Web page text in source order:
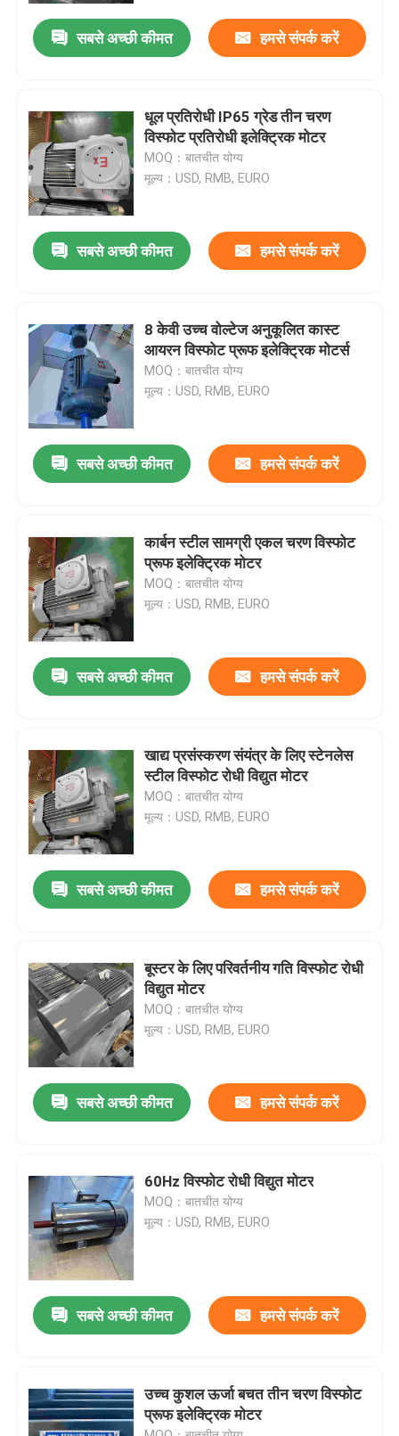
उत्पादों
वीडियो
हमारे बारे में
गुणवत्ता नियंत्रण
संपर्क करें
एक उद्धरण का अनुरोध करें
सिंगल फेज इलेक्ट्रिक मोटर्स
सबसे अच्छी कीमत हमसे संपर्क करें
धूल प्रतिरोधी IP65 ग्रेड तीन चरण
विस्फोट प्रतिरोधी इलेक्ट्रिक मोटर
MOQ：बातचीत योग्य
मूल्य：USD, RMB, EURO
सबसे अच्छी कीमत हमसे संपर्क करें
8 केवी उच्च वोल्टेज अनुकूलित कास्ट
आयरन विस्फोट प्रूफ इलेक्ट्रिक मोटर्स
MOQ：बातचीत योग्य
मूल्य：USD, RMB, EURO
सबसे अच्छी कीमत हमसे संपर्क करें
कार्बन स्टील सामग्री एकल चरण विस्फोट
प्रूफ इलेक्ट्रिक मोटर
MOQ：बातचीत योग्य
मूल्य：USD, RMB, EURO
सबसे अच्छी कीमत हमसे संपर्क करें
खाद्य प्रसंस्करण संयंत्र के लिए स्टेनलेस
स्टील विस्फोट रोधी विद्युत मोटर
MOQ：बातचीत योग्य
मूल्य：USD, RMB, EURO
सबसे अच्छी कीमत हमसे संपर्क करें
बूस्टर के लिए परिवर्तनीय गति विस्फोट रोधी
विद्युत मोटर
MOQ：बातचीत योग्य
मूल्य：USD, RMB, EURO
सबसे अच्छी कीमत हमसे संपर्क करें
60Hz विस्फोट रोधी विद्युत मोटर
MOQ：बातचीत योग्य
मूल्य：USD, RMB, EURO
सबसे अच्छी कीमत हमसे संपर्क करें
उच्च कुशल ऊर्जा बचत तीन चरण विस्फोट
प्रूफ इलेक्ट्रिक मोटर